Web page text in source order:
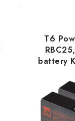
T6
battery